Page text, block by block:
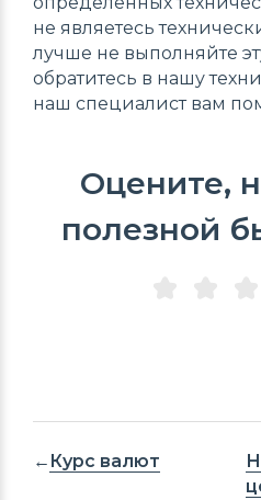
не являетесь
лучше не выполняйте
обратитесь в нашу
наш специалист вам
Оцените,
полезной
Курс валют